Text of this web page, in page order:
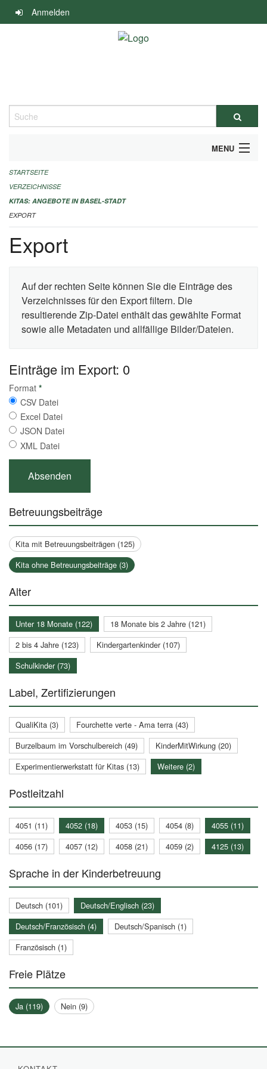
Navigation
überspringen
Anmelden
Suche
MENU
ALLGEMEINE INFORMATIONEN
IMPRESSUM
STARTSEITE
VERZEICHNISSE
KITAS: ANGEBOTE IN BASEL-STADT
EXPORT
Export
Auf der rechten Seite können Sie die Einträge des
Verzeichnisses für den Export filtern. Die
resultierende Zip-Datei enthält das gewählte Format
sowie alle Metadaten und allfällige Bilder/Dateien.
Einträge im Export: 0
Format *
CSV Datei
Excel Datei
JSON Datei
XML Datei
Betreuungsbeiträge
Kita mit Betreuungsbeiträgen (125)
Kita ohne Betreuungsbeiträge (3)
Alter
Unter 18 Monate (122)
18 Monate bis 2 Jahre (121)
2 bis 4 Jahre (123)
Kindergartenkinder (107)
Schulkinder (73)
Label, Zertifizierungen
QualiKita (3)
Fourchette verte - Ama terra (43)
Burzelbaum im Vorschulbereich (49)
KinderMitWirkung (20)
Experimentierwerkstatt für Kitas (13)
Weitere (2)
Postleitzahl
4051 (11) 4052 (18) 4053 (15) 4054 (8)
4055 (11)
4056 (17)
4057 (12) 4058 (21) 4059 (2) 4125 (13)
Sprache in der Kinderbetreuung
Deutsch (101)
Deutsch/Englisch (23)
Deutsch/Französisch (4)
Deutsch/Spanisch (1)
Französisch (1)
Freie Plätze
Ja (119) Nein (9)